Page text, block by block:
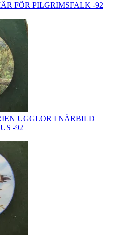
FÖR PILGRIMSFALK -92
UGGLOR I NÄRBILD
-92